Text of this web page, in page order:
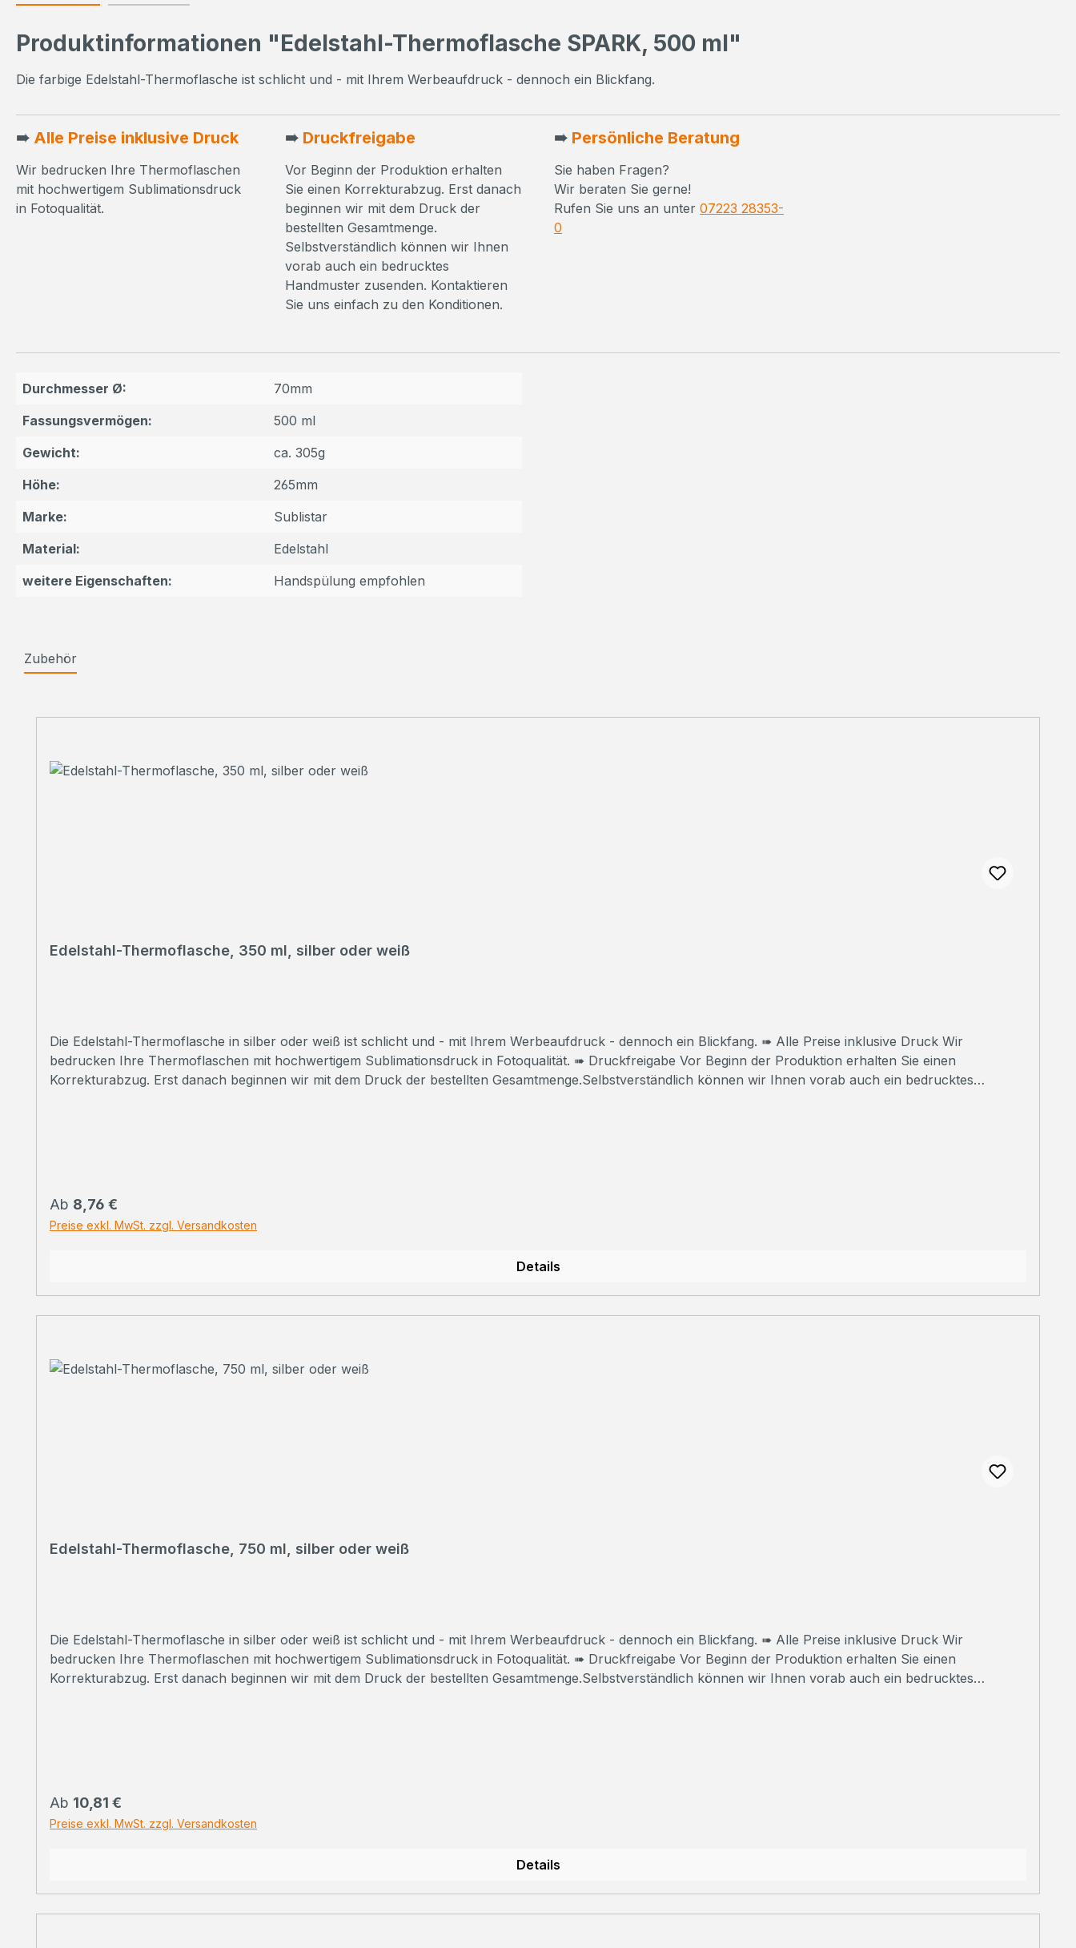
Produktinformationen "Edelstahl-Thermoflasche SPARK, 500 ml"
Die farbige Edelstahl-Thermoflasche ist schlicht und - mit Ihrem Werbeaufdruck - dennoch ein Blickfang.
➠ Alle Preise inklusive Druck
Wir bedrucken Ihre Thermoflaschen
mit hochwertigem Sublimationsdruck
in Fotoqualität.
➠ Druckfreigabe
Vor Beginn der Produktion erhalten
Sie einen Korrekturabzug. Erst danach
beginnen wir mit dem Druck der
bestellten Gesamtmenge.
Selbstverständlich können wir Ihnen
vorab auch ein bedrucktes
Handmuster zusenden. Kontaktieren
Sie uns einfach zu den Konditionen.
➠ Persönliche Beratung
Sie haben Fragen?
Wir beraten Sie gerne!
Rufen Sie uns an unter 07223 28353-
0
Durchmesser Ø:
70mm
Fassungsvermögen:
500 ml
Gewicht:
ca. 305g
Höhe:
265mm
Marke:
Sublistar
Material:
Edelstahl
weitere Eigenschaften:
Handspülung empfohlen
Zubehör
Edelstahl-Thermoflasche, 350 ml, silber oder weiß
Die Edelstahl-Thermoflasche in silber oder weiß ist schlicht und - mit Ihrem Werbeaufdruck - dennoch ein Blickfang. ➠ Alle Preise inklusive Druck Wir
bedrucken Ihre Thermoflaschen mit hochwertigem Sublimationsdruck in Fotoqualität. ➠ Druckfreigabe Vor Beginn der Produktion erhalten Sie einen
Korrekturabzug. Erst danach beginnen wir mit dem Druck der bestellten Gesamtmenge.Selbstverständlich können wir Ihnen vorab auch ein bedrucktes
Regulärer Preis:
Ab 8,76 €
Preise exkl. MwSt. zzgl. Versandkosten
Details
Edelstahl-Thermoflasche, 750 ml, silber oder weiß
Die Edelstahl-Thermoflasche in silber oder weiß ist schlicht und - mit Ihrem Werbeaufdruck - dennoch ein Blickfang. ➠ Alle Preise inklusive Druck Wir
bedrucken Ihre Thermoflaschen mit hochwertigem Sublimationsdruck in Fotoqualität. ➠ Druckfreigabe Vor Beginn der Produktion erhalten Sie einen
Korrekturabzug. Erst danach beginnen wir mit dem Druck der bestellten Gesamtmenge.Selbstverständlich können wir Ihnen vorab auch ein bedrucktes
Regulärer Preis:
Ab 10,81 €
Preise exkl. MwSt. zzgl. Versandkosten
Details